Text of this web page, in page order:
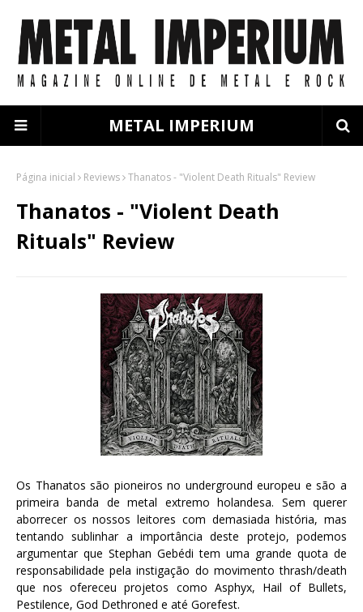
METAL IMPERIUM
Página inicial Reviews Thanatos - "Violent Death Rituals" Review
Thanatos - "Violent Death
Rituals" Review
Os Thanatos são pioneiros no underground europeu e são a
primeira banda de metal extremo holandesa. Sem querer
aborrecer os nossos leitores com demasiada história, mas
tentando sublinhar a importância deste protejo, podemos
argumentar que Stephan Gebédi tem uma grande quota de
responsabilidade pela instigação do movimento thrash/death
que nos ofereceu projetos como Asphyx, Hail of Bullets,
Pestilence, God Dethroned e até Gorefest.